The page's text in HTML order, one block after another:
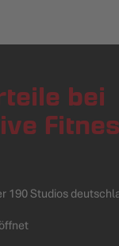
bei
190 Studios